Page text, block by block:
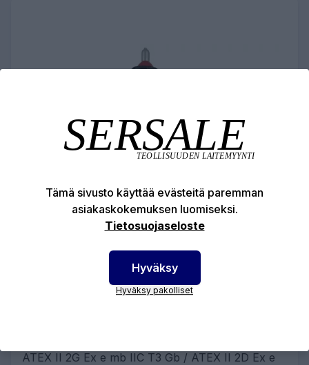
ATEX - KAASUPULLON
LÄMMITYSPEITE - 10 l
ATEX II 2G Ex e mb IIC T3 Gb / ATEX II 2D Ex e
Tämä sivusto käyttää evästeitä paremman
asiakaskokemuksen luomiseksi.
Tietosuojaseloste
Hyväksy
Hyväksy pakolliset